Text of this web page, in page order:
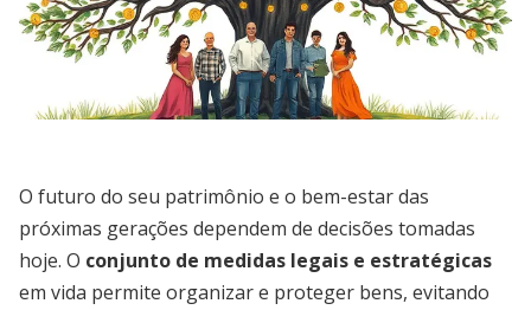
O futuro do seu patrimônio e o bem-estar das
próximas gerações dependem de decisões tomadas
hoje. O conjunto de medidas legais e estratégicas
em vida permite organizar e proteger bens, evitando